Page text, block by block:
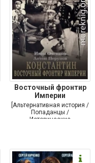
Восточный фронтир
Империи
[Альтернативная история /
Попаданцы /
Исторические